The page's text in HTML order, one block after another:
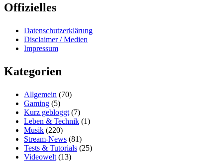
Offizielles
Datenschutzerklärung
Disclaimer / Medien
Impressum
Kategorien
Allgemein (70)
Gaming (5)
Kurz gebloggt (7)
Leben & Technik (1)
Musik (220)
Stream-News (81)
Tests & Tutorials (25)
Videowelt (13)